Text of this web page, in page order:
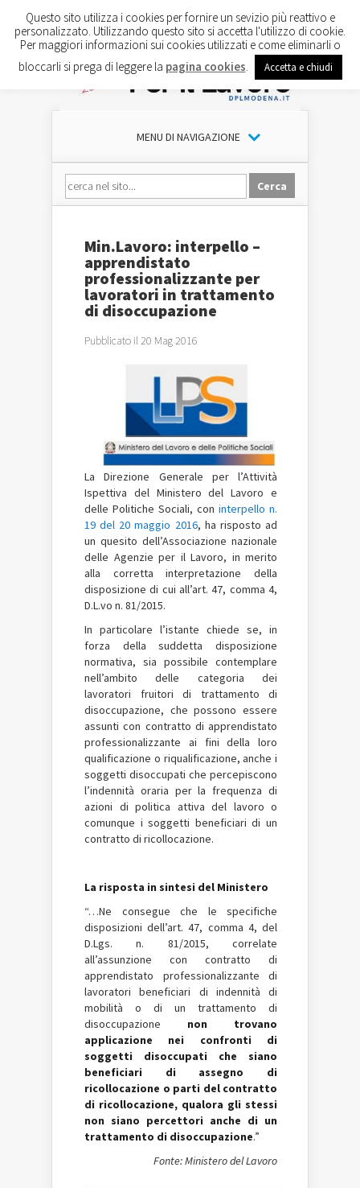
MENU DI NAVIGAZIONE
Min.Lavoro: interpello –
apprendistato
professionalizzante per
lavoratori in trattamento
di disoccupazione
Pubblicato il 20 Mag 2016
La Direzione Generale per l’Attività
Ispettiva del Ministero del Lavoro e
delle Politiche Sociali, con interpello n.
19 del 20 maggio 2016, ha risposto ad
un quesito dell’Associazione nazionale
delle Agenzie per il Lavoro, in merito
alla corretta interpretazione della
disposizione di cui all’art. 47, comma 4,
D.L.vo n. 81/2015.
In particolare l’istante chiede se, in
forza della suddetta disposizione
normativa, sia possibile contemplare
nell’ambito delle categoria dei
lavoratori fruitori di trattamento di
disoccupazione, che possono essere
assunti con contratto di apprendistato
professionalizzante ai fini della loro
qualificazione o riqualificazione, anche i
soggetti disoccupati che percepiscono
l’indennità oraria per la frequenza di
azioni di politica attiva del lavoro o
comunque i soggetti beneficiari di un
contratto di ricollocazione.
La risposta in sintesi del Ministero
“…Ne consegue che le specifiche
disposizioni dell’art. 47, comma 4, del
D.Lgs. n. 81/2015, correlate
all’assunzione con contratto di
apprendistato professionalizzante di
lavoratori beneficiari di indennità di
mobilità o di un trattamento di
disoccupazione non trovano
applicazione nei confronti di
soggetti disoccupati che siano
beneficiari di assegno di
ricollocazione o parti del contratto
di ricollocazione, qualora gli stessi
non siano percettori anche di un
trattamento di disoccupazione.”
Fonte: Ministero del Lavoro
Questo sito utilizza i cookies per fornire un sevizio più reattivo e
personalizzato. Utilizzando questo sito si accetta l'utilizzo di cookie.
Per maggiori informazioni sui cookies utilizzati e come eliminarli o
bloccarli si prega di leggere la pagina cookies Accetta e chiudi